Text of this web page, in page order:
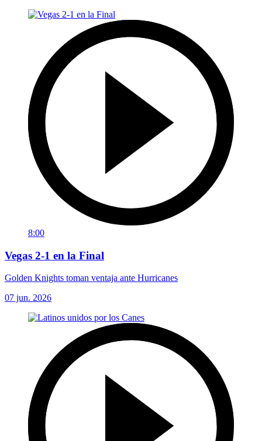
8:00
Vegas 2-1 en la Final
Golden Knights toman ventaja ante Hurricanes
07 jun. 2026